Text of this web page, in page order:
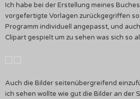
Ich habe bei der Erstellung meines
vorgefertigte Vorlagen zurückgegriffen
Programm individuell angepasst, und
Clipart gespielt um zu sehen was sich so
Auch die Bilder seitenübergreifend
ich sehen wollte wie gut die Bilder an der